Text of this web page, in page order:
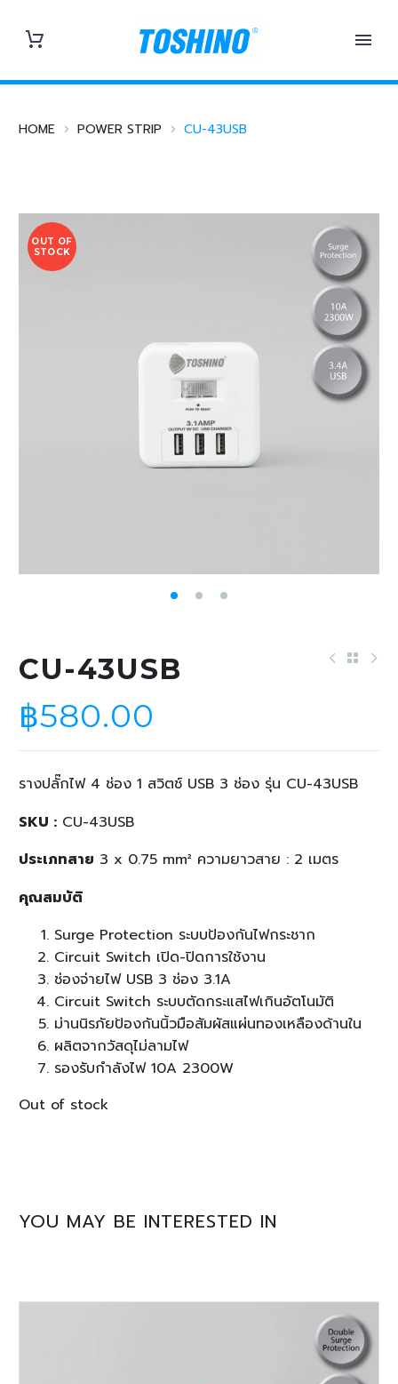
HOME POWER STRIP CU-43USB
OUT OF
STOCK
CU-43USB
฿580.00
รางปลั๊กไฟ 4 ช่อง 1 สวิตช์ USB 3 ช่อง รุ่น CU-43USB
SKU : CU-43USB
ประเภทสาย 3 x 0.75 mm² ความยาวสาย : 2 เมตร
คุณสมบัติ
Surge Protection ระบบป้องกันไฟกระชาก
Circuit Switch เปิด-ปิดการใช้งาน
ช่องจ่ายไฟ USB 3 ช่อง 3.1A
Circuit Switch ระบบตัดกระแสไฟเกินอัตโนมัติ
ม่านนิรภัยป้องกันนิ้วมือสัมผัสแผ่นทองเหลืองด้านใน
ผลิตจากวัสดุไม่ลามไฟ
รองรับกำลังไฟ 10A 2300W
Out of stock
YOU MAY BE INTERESTED IN